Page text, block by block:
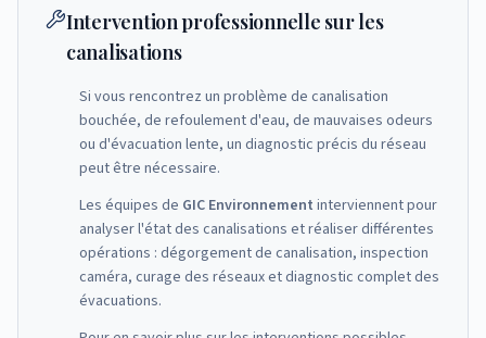
Intervention professionnelle sur les
canalisations
Si vous rencontrez un problème de canalisation
bouchée, de refoulement d'eau, de mauvaises odeurs
ou d'évacuation lente, un diagnostic précis du réseau
peut être nécessaire.
Les équipes de GIC Environnement interviennent pour
analyser l'état des canalisations et réaliser différentes
opérations : dégorgement de canalisation, inspection
caméra, curage des réseaux et diagnostic complet des
évacuations.